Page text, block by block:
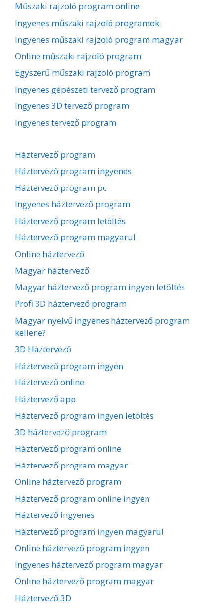
Műszaki rajzoló program online
Ingyenes műszaki rajzoló programok
Ingyenes műszaki rajzoló program magyar
Online műszaki rajzoló program
Egyszerű műszaki rajzoló program
Ingyenes gépészeti tervező program
Ingyenes 3D tervező program
Ingyenes tervező program
Háztervező program
Háztervező program ingyenes
Háztervező program pc
Ingyenes háztervező program
Háztervező program letöltés
Háztervező program magyarul
Online háztervező
Magyar háztervező
Magyar háztervező program ingyen letöltés
Profi 3D háztervező program
Magyar nyelvű ingyenes háztervező program
kellene?
3D Háztervező
Háztervező program ingyen
Háztervező online
Háztervező app
Háztervező program ingyen letöltés
3D háztervező program
Háztervező program online
Háztervező program magyar
Online háztervező program
Háztervező program online ingyen
Háztervező ingyenes
Háztervező program ingyen magyarul
Online háztervező program ingyen
Ingyenes háztervező program magyar
Online háztervező program magyar
Háztervező 3D